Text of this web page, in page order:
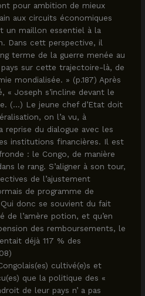
pour ambition de mieux
aux circuits économiques
un maillon essentiel à la
Dans cett perspective, il
terme de la guerre menée au
sur cette trajectoire-là, de
mondialisée. » (p.187) Après
« Joseph s’incline devant le
(…) Le jeune chef d’Etat doit
on l’a vu, à
reprise du dialogue avec les
institutions financières. Il est
: le Congo, de manière
le rang. S’aligner à son tour,
de l’ajustement
de programme de
donc se souvient du fait
de l’amère potion, et qu’en
des remboursements, le
déjà 117 % des
cultivé(e)s et
que la politique des «
de leur pays n’ a pas